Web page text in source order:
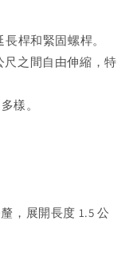
桿和緊固螺桿。
尺之間自由伸縮，特
樣。
，展開長度 1.5 公